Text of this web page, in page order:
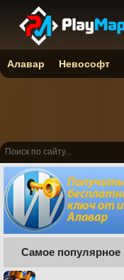
Самое популярное
Алавар Невософт